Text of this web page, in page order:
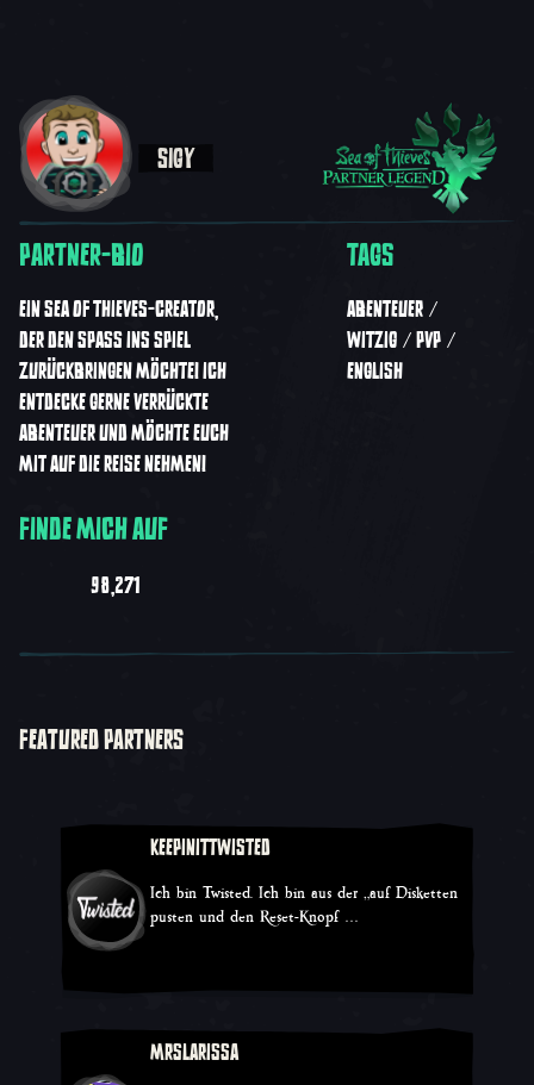
SIGY
PARTNER-BIO
EIN SEA OF THIEVES-CREATOR,
DER DEN SPASS INS SPIEL Z
URÜCKBRINGEN MÖCHTE! ICH E
NTDECKE GERNE VERRÜCKTE A
BENTEUER UND MÖCHTE EUCH M
IT AUF DIE REISE NEHMEN!
FINDE MICH AUF
98,271
TAGS
ABENTEUER
WITZIG
PVP
ENGLISH
FEATURED PARTNERS
KEEPINITTWISTED
Ich bin Twisted. Ich bin aus der „auf Disketten
pusten und den Reset-Knopf …
MRSLARISSA